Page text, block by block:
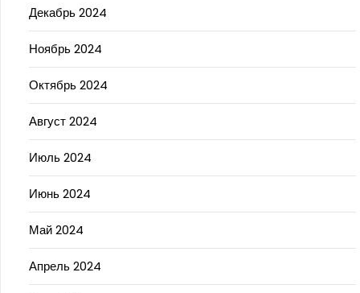
Декабрь 2024
Ноябрь 2024
Октябрь 2024
Август 2024
Июль 2024
Июнь 2024
Май 2024
Апрель 2024